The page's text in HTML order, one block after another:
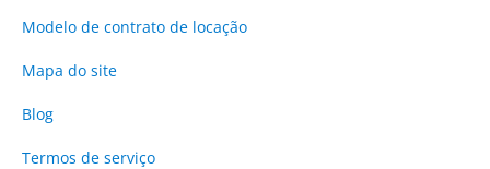
Modelo de contrato de locação
Mapa do site
Blog
Termos de serviço